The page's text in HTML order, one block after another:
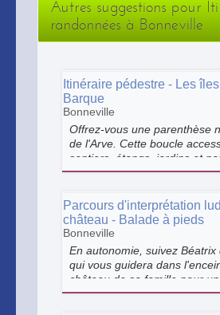
Autres suggestions pour
randonnées à Bonneville
Itinéraire pédestre - Les
Barque
Bonneville
Offrez-vous une parenthèse
de l'Arve. Cette boucle
sentiers, étangs, jardins et
le Môle et la Pointe d'Andey,
Bonneville.
Parcours d'interprétation
château - Balade à pieds
Bonneville
En autonomie, suivez Béatrix
qui vous guidera dans
château de sa famille pour
découverte de son histoire.